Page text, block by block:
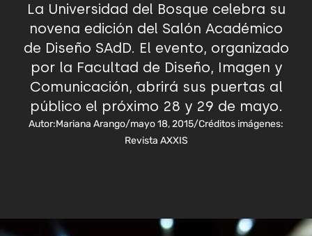
La Universidad del Bosque celebra su
novena edición del Salón Académico
de Diseño SAdD. El evento, organizado
por la Facultad de Diseño, Imagen y
Comunicación, abrirá sus puertas al
público el próximo 28 y 29 de mayo.
Autor:Mariana Arango/mayo 18, 2015/Créditos imágenes:
Revista AXXIS